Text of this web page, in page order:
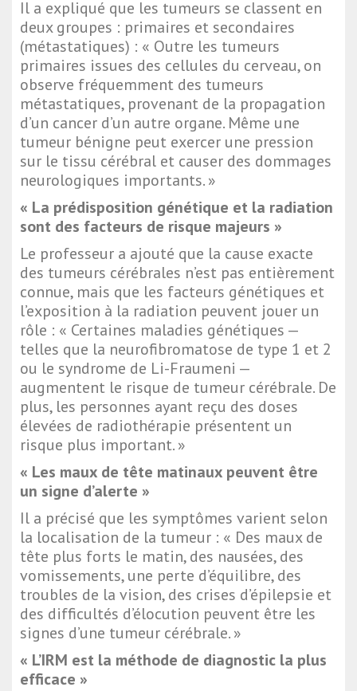
Il a expliqué que les tumeurs se classent en
deux groupes : primaires et secondaires
(métastatiques) : « Outre les tumeurs
primaires issues des cellules du cerveau, on
observe fréquemment des tumeurs
métastatiques, provenant de la propagation
d’un cancer d’un autre organe. Même une
tumeur bénigne peut exercer une pression
sur le tissu cérébral et causer des dommages
neurologiques importants. »
« La prédisposition génétique et la radiation
sont des facteurs de risque majeurs »
Le professeur a ajouté que la cause exacte
des tumeurs cérébrales n’est pas entièrement
connue, mais que les facteurs génétiques et
l’exposition à la radiation peuvent jouer un
rôle : « Certaines maladies génétiques —
telles que la neurofibromatose de type 1 et 2
ou le syndrome de Li-Fraumeni —
augmentent le risque de tumeur cérébrale. De
plus, les personnes ayant reçu des doses
élevées de radiothérapie présentent un
risque plus important. »
« Les maux de tête matinaux peuvent être
un signe d’alerte »
Il a précisé que les symptômes varient selon
la localisation de la tumeur : « Des maux de
tête plus forts le matin, des nausées, des
vomissements, une perte d’équilibre, des
troubles de la vision, des crises d’épilepsie et
des difficultés d’élocution peuvent être les
signes d’une tumeur cérébrale. »
« L’IRM est la méthode de diagnostic la plus
efficace »